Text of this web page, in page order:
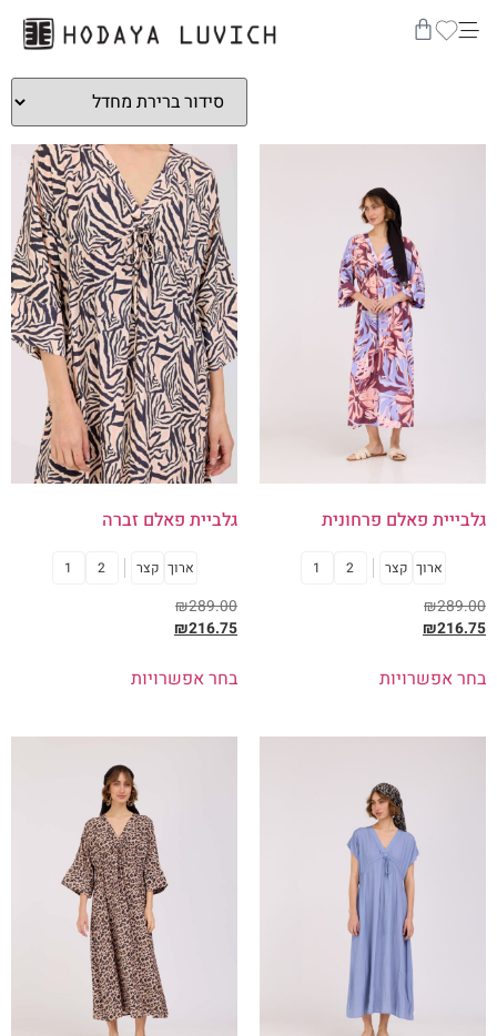
גלבייית פאלם פרחונית
ארוך קצר 2
1
₪289.00
₪216.75
בחר אפשרויות
גלביית פאלם זברה
ארוך קצר 2
1
₪289.00
₪216.75
בחר אפשרויות